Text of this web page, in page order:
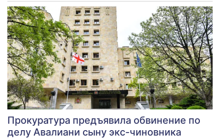
Прокуратура предъявила обвинение по
делу Авалиани сыну экс-чиновника